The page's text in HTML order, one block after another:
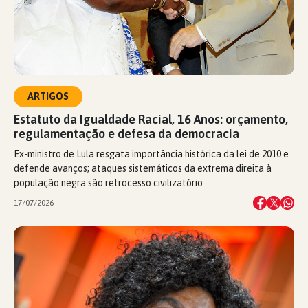
ARTIGOS
Estatuto da Igualdade Racial, 16 Anos: orçamento,
regulamentação e defesa da democracia
Ex-ministro de Lula resgata importância histórica da lei de 2010 e
defende avanços; ataques sistemáticos da extrema direita à
população negra são retrocesso civilizatório
17/07/2026